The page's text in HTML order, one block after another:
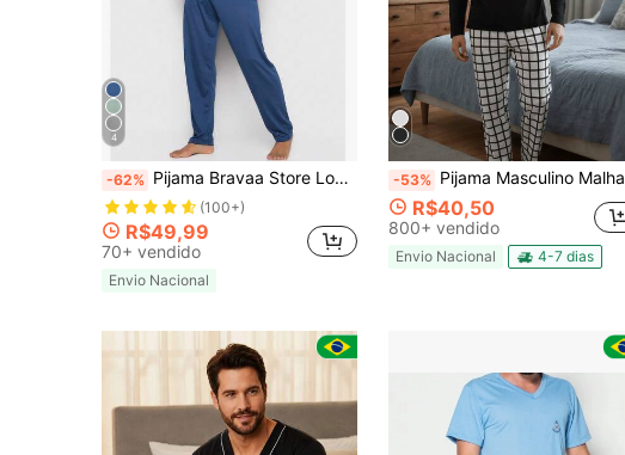
4
-62% Pijama Bravaa Store Longo Adulto Masculino Blusa Manga Comprida Calça 009
(100+)
R$49,99
70+ vendido
Envio Nacional
-53% Pijama Masculino Malha Longo Inverno Frio Adulto Xadrez Clássico
R$40,50
800+ vendido
Envio Nacional 4-7 dias